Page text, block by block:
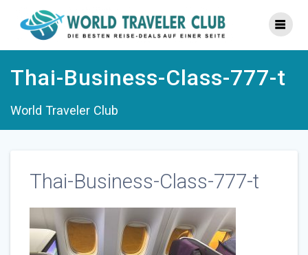
Inhalt
springen
Thai-Business-Class-777-t
World Traveler Club
Thai-Business-Class-777-t